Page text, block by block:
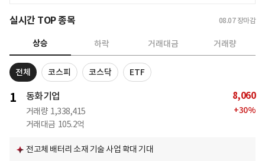
실시간 TOP 종목 08.07 장마감
상승 하락 거래대금 거래량
전체 코스피 코스닥 ETF
1 동화기업
거래량 1,338,415
거래대금 105.2억
8,060
+30%
전고체 배터리 소재 기술 사업 확대 기대